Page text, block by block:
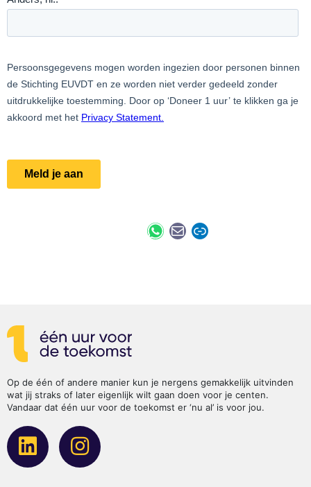
Op de één of andere manier kun je nergens gemakkelijk uitvinden
wat jij straks of later eigenlijk wilt gaan doen voor je centen.
Vandaar dat één uur voor de toekomst er ‘nu al’ is voor jou.